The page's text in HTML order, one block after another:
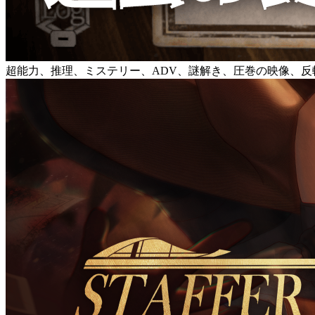
超能力、推理、ミステリー、ADV、謎解き、圧巻の映像、反